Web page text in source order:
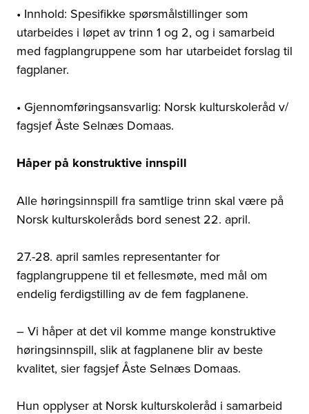
• Innhold: Spesifikke spørsmålstillinger som
utarbeides i løpet av trinn 1 og 2, og i samarbeid
med fagplangruppene som har utarbeidet forslag til
fagplaner.
• Gjennomføringsansvarlig: Norsk kulturskoleråd v/
fagsjef Åste Selnæs Domaas.
Håper på konstruktive innspill
Alle høringsinnspill fra samtlige trinn skal være på
Norsk kulturskoleråds bord senest 22. april.
27.-28. april samles representanter for
fagplangruppene til et fellesmøte, med mål om
endelig ferdigstilling av de fem fagplanene.
– Vi håper at det vil komme mange konstruktive
høringsinnspill, slik at fagplanene blir av beste
kvalitet, sier fagsjef Åste Selnæs Domaas.
Hun opplyser at Norsk kulturskoleråd i samarbeid